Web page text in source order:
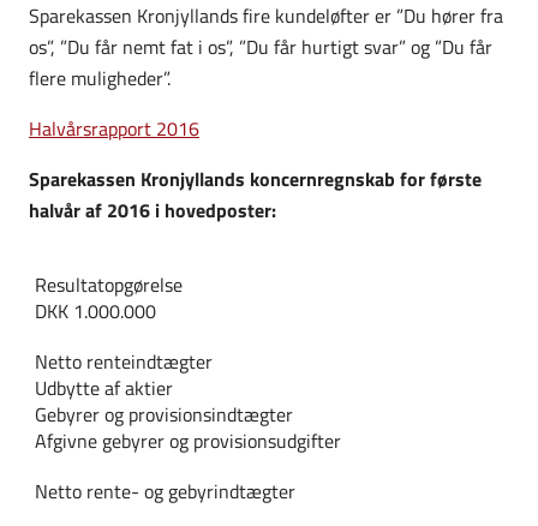
Sparekassen Kronjyllands fire kundeløfter er ”Du hører fra
os”, ”Du får nemt fat i os”, ”Du får hurtigt svar” og ”Du får
flere muligheder”.
Halvårsrapport 2016
Sparekassen Kronjyllands koncernregnskab for første
halvår af 2016 i hovedposter:
Resultatopgørelse
DKK 1.000.000
Netto renteindtægter
Udbytte af aktier
Gebyrer og provisionsindtægter
Afgivne gebyrer og provisionsudgifter
Netto rente- og gebyrindtægter